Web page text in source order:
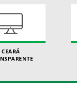
CEARÁ